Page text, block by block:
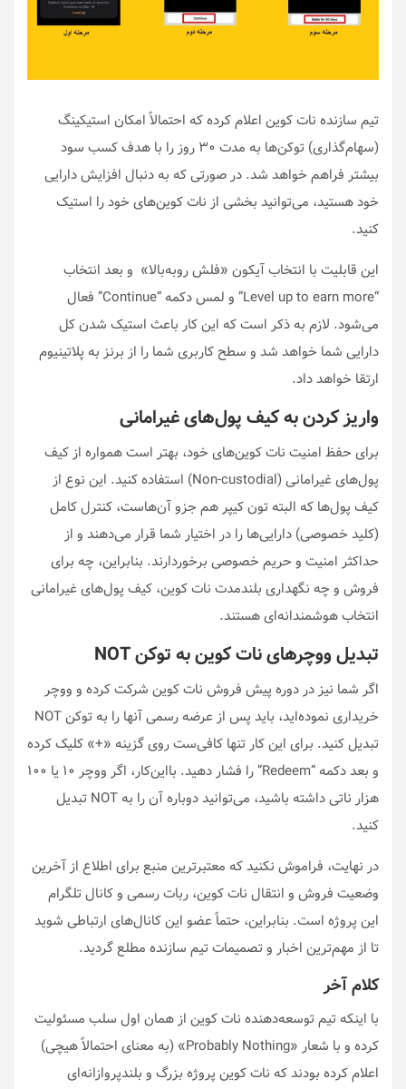
تیم سازنده نات کوین اعلام کرده که احتمالاً امکان استیکینگ
(سهام‌گذاری) توکن‌ها به مدت ۳۰ روز را با هدف کسب سود
بیشتر فراهم خواهد شد. در صورتی که به دنبال افزایش دارایی
خود هستید، می‌توانید بخشی از نات کوین‌های خود را استیک
کنید.
این قابلیت با انتخاب آیکون «فلش روبه‌بالا» و بعد انتخاب
“Level up to earn more” و لمس دکمه “Continue” فعال
می‌شود. لازم به ذکر است که این کار باعث استیک شدن کل
دارایی شما خواهد شد و سطح کاربری شما را از برنز به پلاتینیوم
ارتقا خواهد داد.
واریز کردن به کیف پول‌های غیرامانی
برای حفظ امنیت نات کوین‌های خود، بهتر است همواره از کیف
پول‌های غیرامانی (Non-custodial) استفاده کنید. این نوع از
کیف پول‌ها که البته تون کیپر هم جزو آن‌هاست، کنترل کامل
(کلید خصوصی) دارایی‌ها را در اختیار شما قرار می‌دهند و از
حداکثر امنیت و حریم خصوصی برخوردارند. بنابراین، چه برای
فروش و چه نگهداری بلندمدت نات کوین، کیف پول‌های غیرامانی
انتخاب هوشمندانه‌ای هستند.
تبدیل ووچرهای نات کوین به توکن NOT
اگر شما نیز در دوره پیش فروش نات کوین شرکت کرده و ووچر
خریداری نموده‌اید، باید پس از عرضه رسمی آنها را به توکن NOT
تبدیل کنید. برای این کار تنها کافی‌ست روی گزینه «+» کلیک کرده
و بعد دکمه “Redeem” را فشار دهید. بااین‌کار، اگر ووچر ۱۰ یا ۱۰۰
هزار ناتی داشته باشید، می‌توانید دوباره آن را به NOT تبدیل
کنید.
در نهایت، فراموش نکنید که معتبرترین منبع برای اطلاع از آخرین
وضعیت فروش و انتقال نات کوین، ربات رسمی و کانال تلگرام
این پروژه است. بنابراین، حتماً عضو این کانال‌های ارتباطی شوید
تا از مهم‌ترین اخبار و تصمیمات تیم سازنده مطلع گردید.
کلام آخر
با اینکه تیم توسعه‌دهنده نات کوین از همان اول سلب مسئولیت
کرده و با شعار «Probably Nothing» (به معنای احتمالاً هیچی)
اعلام کرده بودند که نات کوین پروژه بزرگ و بلندپروازانه‌ای